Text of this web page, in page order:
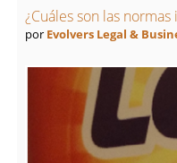
¿Cuáles son las
por Evolvers Legal &